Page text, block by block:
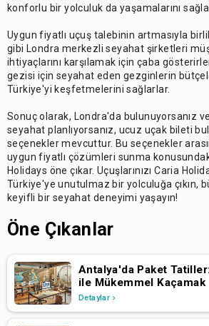
konforlu bir yolculuk da yaşamalarını
Uygun fiyatlı uçuş talebinin artmasıyla
gibi Londra merkezli seyahat şirketleri
ihtiyaçlarını karşılamak için çaba
gezisi için seyahat eden gezginlerin
Türkiye'yi keşfetmelerini sağlarlar.
Sonuç olarak, Londra'da bulunuyorsanız
seyahat planlıyorsanız, ucuz uçak bileti
seçenekler mevcuttur. Bu seçenekler
uygun fiyatlı çözümleri sunma
Holidays öne çıkar. Uçuşlarınızı Caria
Türkiye'ye unutulmaz bir yolculuğa çıkın,
keyifli bir seyahat deneyimi yaşayın!
Öne Çıkanlar
Antalya'da Paket
ile Mükemmel Kaçamak
Detaylar